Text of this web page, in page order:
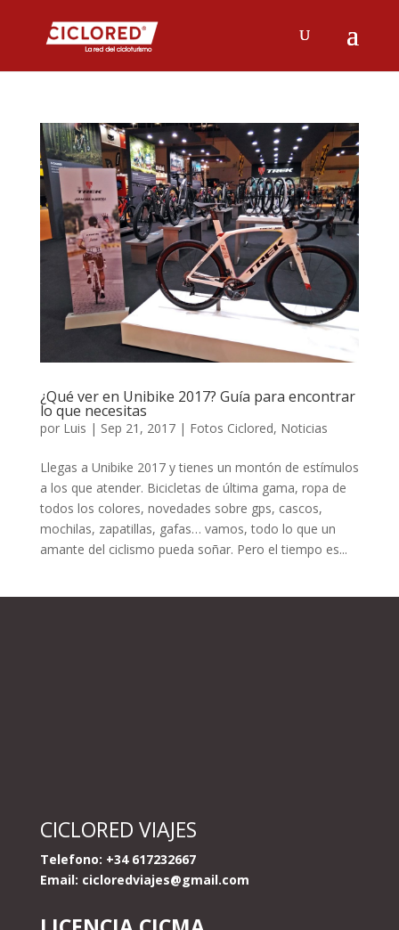
¿Qué ver en Unibike 2017? Guía para encontrar
lo que necesitas
por Luis | Sep 21, 2017| Fotos Ciclored, Noticias
Llegas a Unibike 2017 y tienes un montón de estímulos
a los que atender. Bicicletas de última gama, ropa de
todos los colores, novedades sobre gps, cascos,
mochilas, zapatillas, gafas… vamos, todo lo que un
amante del ciclismo pueda soñar. Pero el tiempo es...
CICLORED VIAJES
Telefono: +34 617232667
Email: cicloredviajes@gmail.com